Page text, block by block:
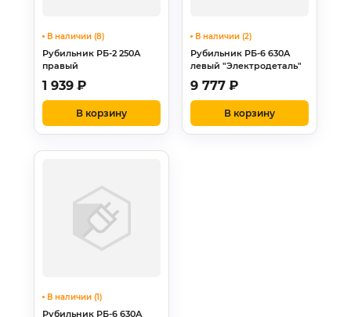
В наличии (8)
Рубильник РБ-2 250А
правый
1 939 ₽
В корзину
В наличии (2)
Рубильник РБ-6 630А
левый "Электродеталь"
9 777 ₽
В корзину
В наличии (1)
Рубильник РБ-6 630А